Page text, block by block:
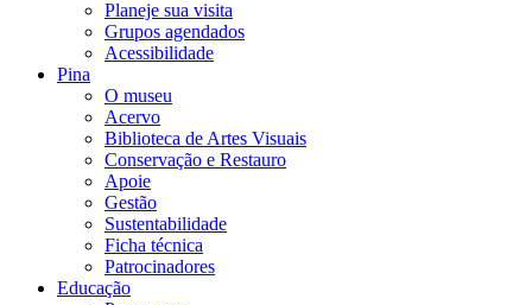
Planeje sua visita
Grupos agendados
Acessibilidade
Pina
O museu
Acervo
Biblioteca de Artes Visuais
Conservação e Restauro
Apoie
Gestão
Sustentabilidade
Ficha técnica
Patrocinadores
Educação